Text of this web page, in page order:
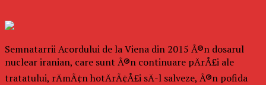
Semnatarrii Acordului de la Viena din 2015 Ã®n dosarul
nuclear iranian, care sunt Ã®n continuare pÄrÅ£i ale
tratatului, rÄmÃ¢n hotÄrÃ¢Å£i sÄ-l salveze, Ã®n pofida